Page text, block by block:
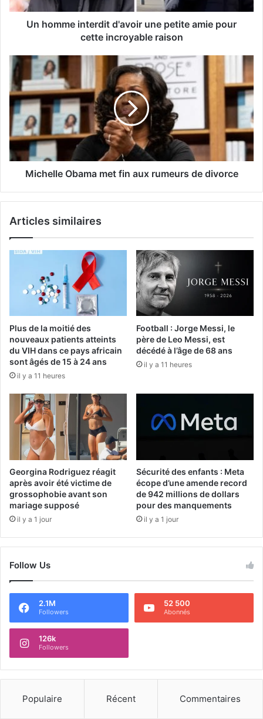
Un homme interdit d'avoir une petite amie pour
cette incroyable raison
Michelle Obama met fin aux rumeurs de divorce
Articles similaires
Plus de la moitié des
nouveaux patients atteints
du VIH dans ce pays africain
sont âgés de 15 à 24 ans
il y a 11 heures
Football : Jorge Messi, le
père de Leo Messi, est
décédé à l’âge de 68 ans
il y a 11 heures
Georgina Rodriguez réagit
après avoir été victime de
grossophobie avant son
mariage supposé
il y a 1 jour
Sécurité des enfants : Meta
écope d’une amende record
de 942 millions de dollars
pour des manquements
il y a 1 jour
Follow Us
2.1M
Followers
52 500
Abonnés
126k
Followers
Populaire Récent Commentaires